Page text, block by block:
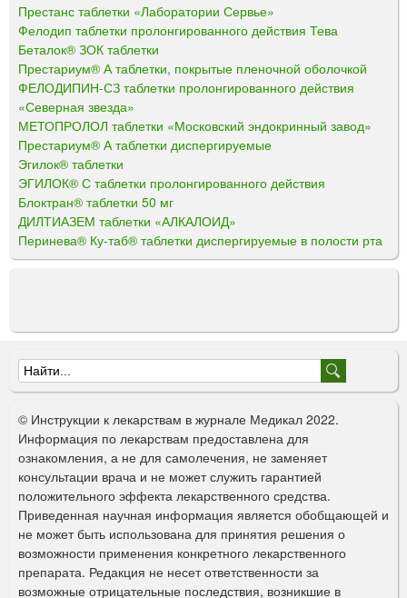
Престанс таблетки «Лаборатории Сервье»
Фелодип таблетки пролонгированного действия Тева
Беталок® ЗОК таблетки
Престариум® А таблетки, покрытые пленочной оболочкой
ФЕЛОДИПИН-СЗ таблетки пролонгированного действия
«Северная звезда»
МЕТОПРОЛОЛ таблетки «Московский эндокринный завод»
Престариум® А таблетки диспергируемые
Эгилок® таблетки
ЭГИЛОК® С таблетки пролонгированного действия
Блоктран® таблетки 50 мг
ДИЛТИАЗЕМ таблетки «АЛКАЛОИД»
Перинева® Ку-таб® таблетки диспергируемые в полости рта
Ф
о
р
м
а
п
о
и
© Инструкции к лекарствам в журнале Медикал 2022.
Информация по лекарствам предоставлена для
ознакомления, а не для самолечения, не заменяет
консультации врача и не может служить гарантией
положительного эффекта лекарственного средства.
Приведенная научная информация является обобщающей и
не может быть использована для принятия решения о
возможности применения конкретного лекарственного
препарата. Редакция не несет ответственности за
возможные отрицательные последствия, возникшие в